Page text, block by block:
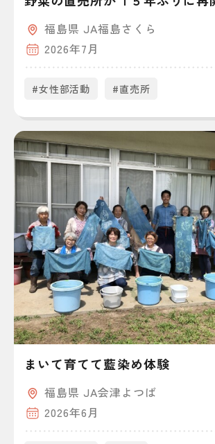
福島県 JA福島さくら
2026年7月
#女性部活動 #直売所
まいて育てて藍染め体験
福島県 JA会津よつば
2026年6月